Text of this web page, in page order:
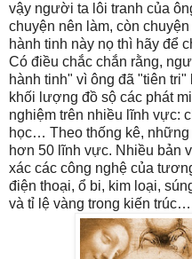
vậy người ta lôi tranh của
chuyện nên làm, còn
hành tinh này nọ thì hãy để
Có điều chắc chắn rằng,
hành tinh" vì ông đã "tiên
khối lượng đồ sộ các phát
nghiệm trên nhiều lĩnh vực:
học… Theo thống kê, những
hơn 50 lĩnh vực. Nhiều bản
xác các công nghệ của
điện thoại, ổ bi, kim loại,
và tỉ lệ vàng trong kiến trúc…